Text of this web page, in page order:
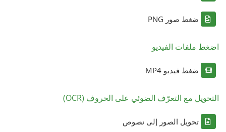
ضغط صور PNG
اضغط ملفات الفيديو
ضغط فيديو MP4
التحويل مع التعرّف الضوئي على الحروف (OCR)
تحويل الصور إلى نصوص